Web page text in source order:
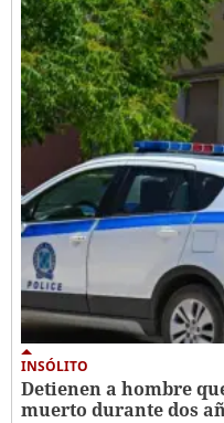
INSÓLITO
Detienen a hombre
muerto durante dos